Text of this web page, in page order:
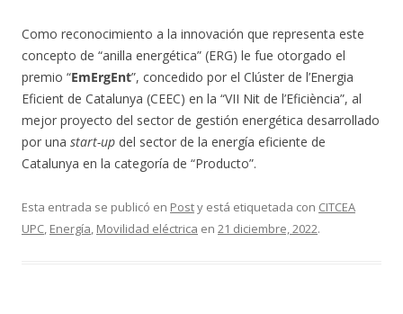
Como reconocimiento a la innovación que representa este
concepto de “anilla energética” (ERG) le fue otorgado el
premio “EmErgEnt”, concedido por el Clúster de l’Energia
Eficient de Catalunya (CEEC) en la “VII Nit de l’Eficiència”, al
mejor proyecto del sector de gestión energética desarrollado
por una start-up del sector de la energía eficiente de
Catalunya en la categoría de “Producto”.
Esta entrada se publicó en Posty está etiquetada con CITCEA
UPC, Energía, Movilidad eléctrica en 21 diciembre, 2022.